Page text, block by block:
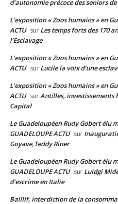
d’autonomie précoce des seniors
L’exposition « Zoos humains » en
ACTU sur Les temps forts des 170
l’Esclavage
L’exposition « Zoos humains » en
ACTU sur Lucile la voix d’une
L’exposition « Zoos humains » en
ACTU surAntilles, investissements
Capital
Le Guadeloupéen Rudy Gobert élu
GUADELOUPE ACTU sur
Goyave,Teddy Riner
Le Guadeloupéen Rudy Gobert élu
GUADELOUPE ACTU sur Luidgi
d’escrime en Italie
Baillif, interdiction de la